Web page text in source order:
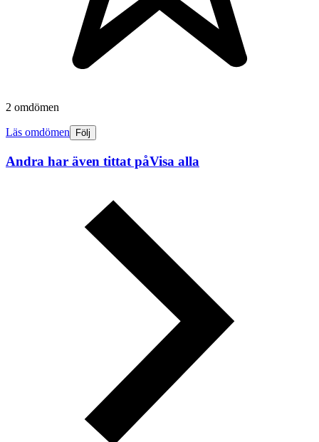
2 omdömen
Läs omdömen Följ
Andra har även tittat påVisa alla